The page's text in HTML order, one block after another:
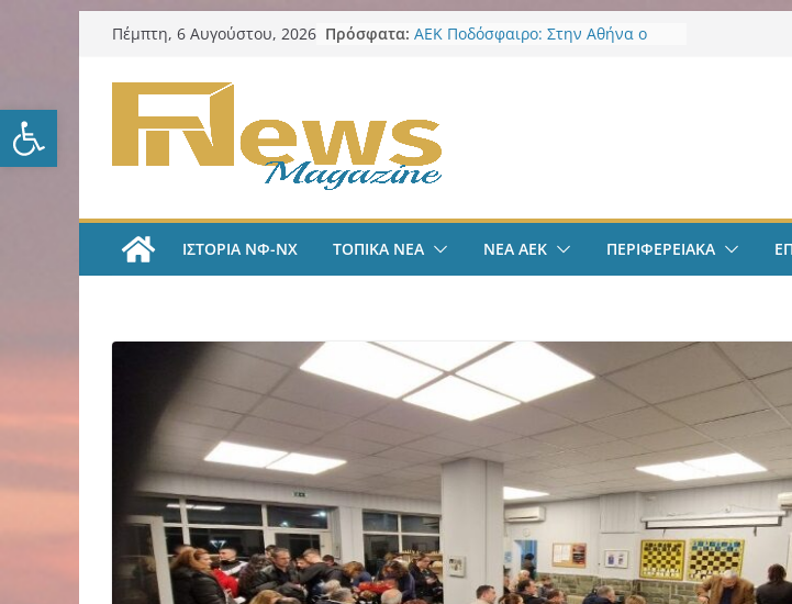
Ανοίξτε τη γραμμή εργαλείων
Μετάβαση
περιεχόμενο
Πέμπτη, 6 Αυγούστου, 2026 Πρόσφατα: ΑΕΚ Ποδόσφαιρο: Στην Αθήνα ο
ΑΕΚ Χάντμπολ Γυναικών: Ανανέωσε
με Άννα Γκόμες Ρεσέντε
Νίκος Χαρδαλιάς: «Με το
Παρατηρητήριο Έργων η
ψηφιακά εργαλεία στην Ευρώπη
για τη διαφάνεια και τη
και επίσημα ο Μίλαν Βιτάλις
ΑΕΚ Χάντμπολ Γυναικών:
Ανακοίνωσε την Νικολίνα Ανδρέου,
18χρονη Κύπρια εξτρέμ
ΙΣΤΟΡΙΑ ΝΦ-ΝΧ ΤΟΠΙΚΑ ΝΕΑ ΝΕΑ ΑΕΚ ΠΕΡΙΦΕΡΕΙΑΚΑ